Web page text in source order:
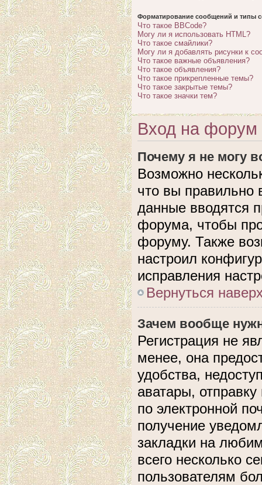
Форматирование сообщений и типы
Что такое BBCode?
Могу ли я использовать HTML?
Что такое смайлики?
Могу ли я добавлять рисунки к
Что такое важные объявления?
Что такое объявления?
Что такое прикрепленные темы?
Что такое закрытые темы?
Что такое значки тем?
Вход на форум
Почему я не могу
Возможно
что вы правильно
данные вводятся
форума, чтобы
форуму. Также
настроил
исправления
Вернуться
Зачем вообще
Регистрация не
менее, она
удобства,
аватары,
по электронной
получение
закладки на
всего несколько
пользователям